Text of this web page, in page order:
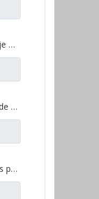
Par de engranajes cónicos de eje medio 28/21 para piezas de repuesto de camión A0E Axle FAW Jiefang 2502036/037-A0E
Engranaje de ángulo de lavabo de puente medio para Shamcan DelongTruck repuestos 81.35199.6587
18/27 par de engranajes cónicos para Dena Axle Dongfeng T-Lift Truck repuestos 2502ZHS1827-025/026